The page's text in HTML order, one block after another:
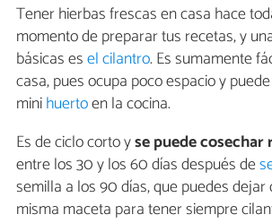
Tener hierbas frescas en casa hace
momento de preparar tus recetas, y
básicas esel cilantro. Es sumamente
casa, pues ocupa poco espacio y
minihuertoen la cocina.
Es de ciclo corto yse puede
entre los 30 y los 60 días después de
semilla a los 90 días, que puedes dejar
misma maceta para tener siempre